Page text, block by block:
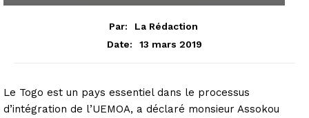
Par:
La Rédaction
Date:
13 mars 2019
Le Togo est un pays essentiel dans le processus
d’intégration de l’UEMOA, a déclaré monsieur Assokou